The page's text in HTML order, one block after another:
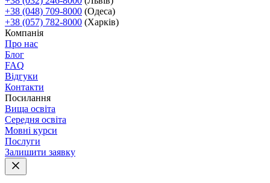
+38 (048) 709-8000 (Одеса)
+38 (057) 782-8000 (Харків)
Компанія
Про нас
Блог
FAQ
Відгуки
Контакти
Посилання
Вища освіта
Середня освіта
Мовні курси
Послуги
Залишити заявку